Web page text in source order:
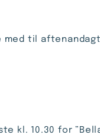
med til
kl. 10.30 for